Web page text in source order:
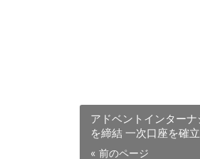
アドベントインター
を締結 一次口座を確
携を一層強化する
« 前のページ